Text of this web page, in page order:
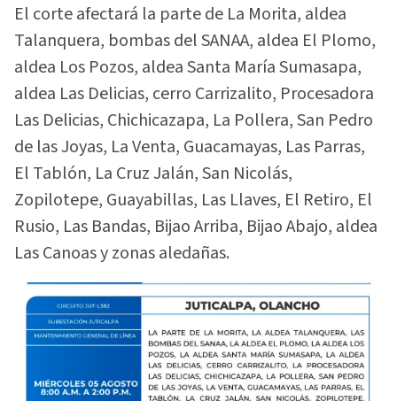
El corte afectará la parte de La Morita, aldea
Talanquera, bombas del SANAA, aldea El Plomo,
aldea Los Pozos, aldea Santa María Sumasapa,
aldea Las Delicias, cerro Carrizalito, Procesadora
Las Delicias, Chichicazapa, La Pollera, San Pedro
de las Joyas, La Venta, Guacamayas, Las Parras,
El Tablón, La Cruz Jalán, San Nicolás,
Zopilotepe, Guayabillas, Las Llaves, El Retiro, El
Rusio, Las Bandas, Bijao Arriba, Bijao Abajo, aldea
Las Canoas y zonas aledañas.